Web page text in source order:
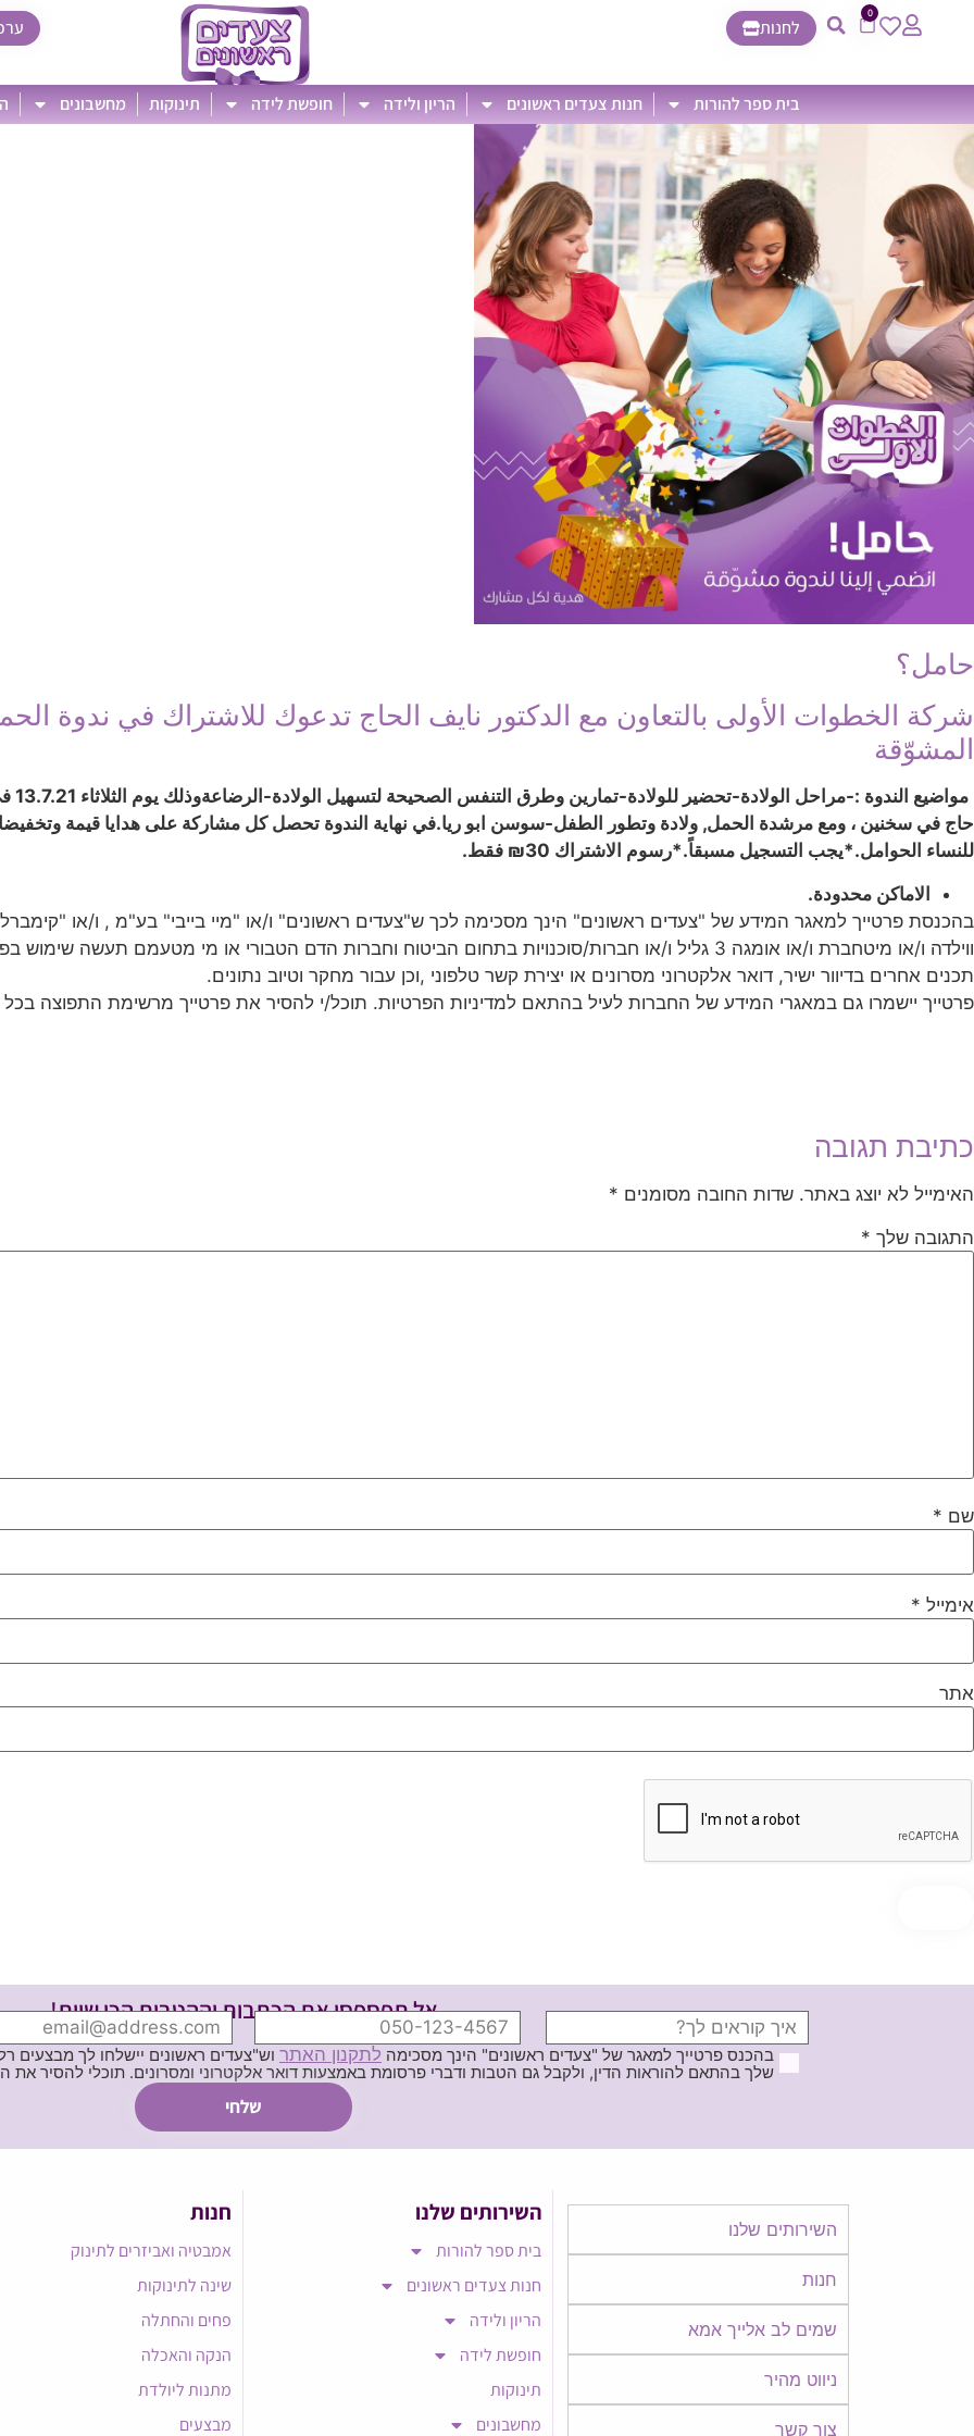
0
לחנות
בית ספר להורות חנות צעדים ראשונים הריון ולידה חופשת לידה תינוקות מחשבונים
حامل؟
شركة الخطوات الأولى بالتعاون مع الدكتور نايف الحاج تدعوك للاشتراك في ندوة
المشوّقة
مواضيع الندوة :-مراحل الولادة-تحضير للولادة-تمارين وطرق التنفس الصحيحة لتسهيل الولادة-الرضاعة
حاج في سخنين ، ومع مرشدة الحمل, ولادة وتطور الطفل-سوسن ابو ريا.في نهاية الندوة تحصل كل مشاركة على هدايا قيمة
للنساء الحوامل.*يجب التسجيل مسبقاً.*رسوم الاشتراك 30₪ فقط.
الاماكن محدودة.
בהכנסת פרטייך למאגר המידע של "צעדים ראשונים" הינך מסכימה לכך ש"צעדים ראשונים" ו/או "מיי בייבי" בע"מ , ו/או
ווילדה ו/או מיטחברת ו/או אומגה 3 גליל ו/או חברות/סוכנויות בתחום הביטוח וחברות הדם הטבורי או מי
תכנים אחרים בדיוור ישיר, דואר אלקטרוני מסרונים או יצירת קשר טלפוני ,וכן עבור מחקר וטיוב נתונים.
פרטייך יישמרו גם במאגרי המידע של החברות לעיל בהתאם למדיניות הפרטיות. תוכל/י להסיר את פרטייך מרשימת התפוצה
כתיבת תגובה
האימייל לא יוצג באתר. שדות החובה מסומנים *
התגובה שלך *
שם *
אימייל *
אתר
אל תפספסי את הכתבות וההטבות הכי שוות!
בהכנס פרטייך למאגר של "צעדים ראשונים" הינך מסכימה לתקנון האתר וש"צעדים ראשונים יישלחו לך מבצעים
שלך בהתאם להוראות הדין, ולקבל גם הטבות ודברי פרסומת באמצעות דואר אלקטרוני ומסרונים. תוכלי להסיר את הרישום בכל עת
השירותים שלנו
חנות
שמים לב אלייך אמא​​
ניווט מהיר
צור קשר
השירותים שלנו
בית ספר להורות
חנות צעדים ראשונים
הריון ולידה
חופשת לידה
תינוקות
מחשבונים
חנות
אמבטיה ואביזרים לתינוק
שינה לתינוקות
פחים והחתלה
הנקה והאכלה
מתנות ליולדת
מבצעים